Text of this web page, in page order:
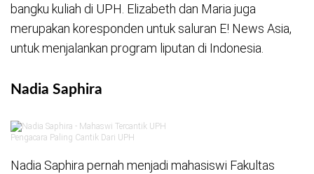
bangku kuliah di UPH. Elizabeth dan Maria juga
merupakan koresponden untuk saluran E! News Asia,
untuk menjalankan program liputan di Indonesia.
Nadia Saphira
Pengacara Paling Cantik Dari UPH
Nadia Saphira pernah menjadi mahasiswi Fakultas